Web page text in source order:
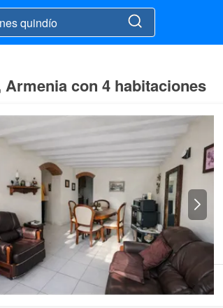
con 4 habitaciones